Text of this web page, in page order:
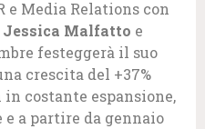
e Media Relations con
Jessica Malfatto e
festeggerà il suo
crescita del +37%
costante espansione,
e a partire da gennaio